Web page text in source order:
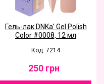
Гель-лак DNKa’ Gel Polish
Color #0008, 12 мл
Код: 7214
250 грн